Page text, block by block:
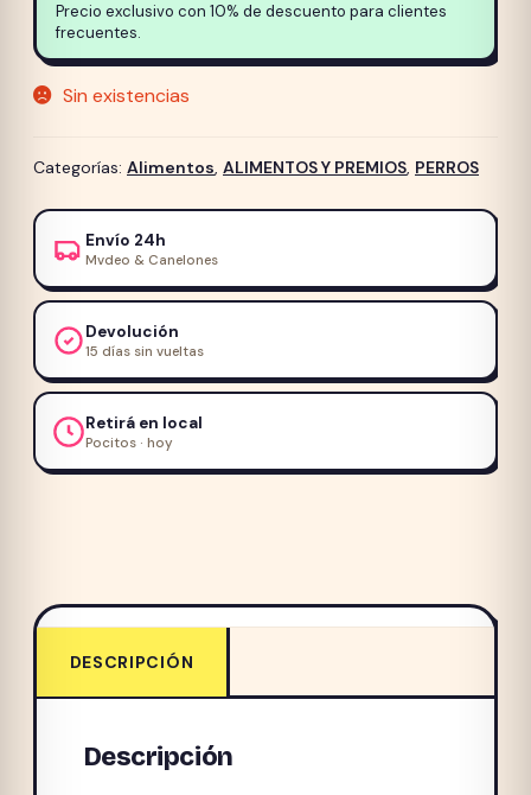
Precio exclusivo con 10% de descuento para clientes
frecuentes.
Sin existencias
Categorías: Alimentos, ALIMENTOS Y PREMIOS, PERROS
Envío 24h
Mvdeo & Canelones
Devolución
15 días sin vueltas
Retirá en local
Pocitos · hoy
DESCRIPCIÓN
Descripción